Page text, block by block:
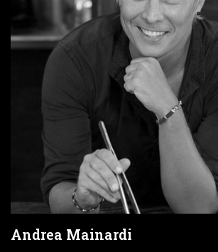
Andrea Mainardi